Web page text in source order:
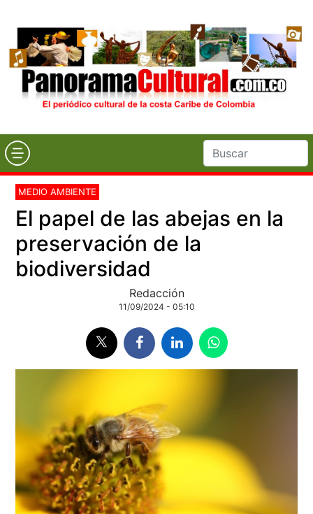
MEDIO AMBIENTE
El papel de las abejas en la
preservación de la
biodiversidad
Redacción
11/09/2024 - 05:10